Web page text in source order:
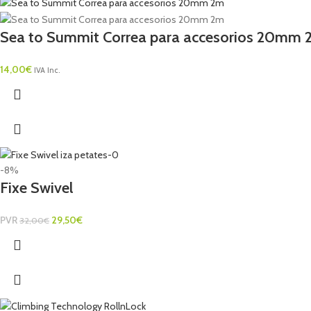
Sea to Summit Correa para accesorios 20mm
14,00€ IVA Inc.
-8%
Fixe Swivel
PVR 32,00€ 29,50€